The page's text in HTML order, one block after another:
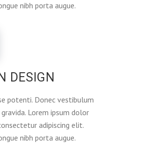
nibh porta augue.
DESIGN
potenti. Donec vestibulum
Lorem ipsum dolor
adipiscing elit.
nibh porta augue.